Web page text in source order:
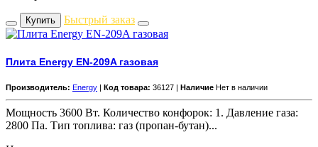
Купить Быстрый заказ
Плита Energy EN-209A газовая
Производитель: Energy | Код товара: 36127 | Наличие Нет в наличии
Мощность 3600 Вт. Количество конфорок: 1. Давление газа:
2800 Па. Тип топлива: газ (пропан-бутан)...